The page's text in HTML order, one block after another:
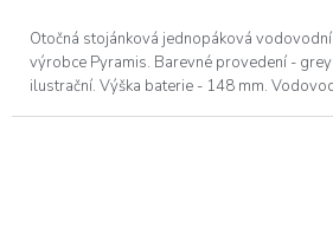
Otočná stojánková jednopáková
výrobce Pyramis. Barevné provedení -
ilustrační. Výška baterie - 148 mm.